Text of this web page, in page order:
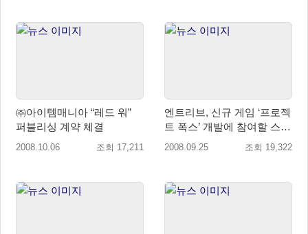
㈜아이템매니아 “레드 워”
퍼블리싱 계약 체결
2008.10.06 조회 17,211
엔트리브, 신규 게임 ‘프로젝
트 폭스’ 개발에 참여할 스타
트 멤버 공개 구인
2008.09.25 조회 19,322